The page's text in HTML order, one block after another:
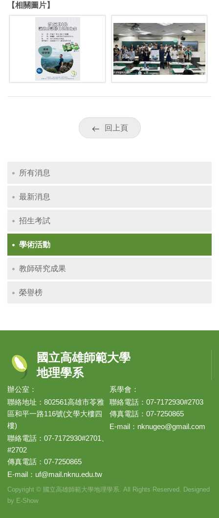
【相關圖片】
回上頁
所有消息
最新消息
招生考試
學術活動
教師研究成果
榮譽榜
國立高雄師範大學
地理學系
辦公室：
聯絡地址：802561高雄市苓雅
區和平一路116號(文學大樓四
樓)
聯絡電話：07-7172930#2701、
#2702
傳真電話：07-7250865
E-mail： uf@mail.nknu.edu.tw
系學會：
聯絡電話：07-7172930#2703
傳真電話：07-7250865
E-mail： nknugeo@gmail.com
Copyright © 國立高雄師範大學地理學系. All Rights Reserved. Designed
by E-Show